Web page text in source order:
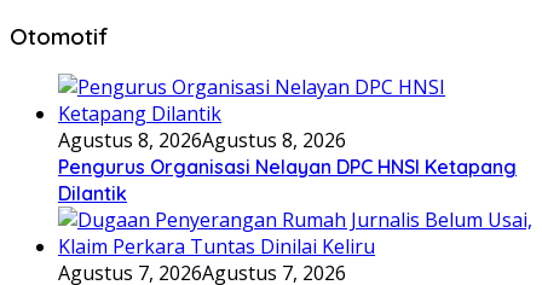
Otomotif
Agustus 8, 2026Agustus 8, 2026
Pengurus Organisasi Nelayan DPC HNSI Ketapang
Dilantik
Agustus 7, 2026Agustus 7, 2026